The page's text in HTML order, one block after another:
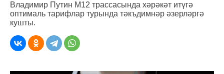
Владимир Путин М12 трассасында хәрәкәт итүгә
оптималь тарифлар турында тәкъдимнәр әзерләргә
кушты.